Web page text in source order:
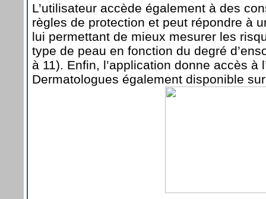
L’utilisateur accède également à des
règles de protection et peut répondre à
lui permettant de mieux mesurer les
type de peau en fonction du degré
à 11). Enfin, l’application donne accès à
Dermatologues également disponible